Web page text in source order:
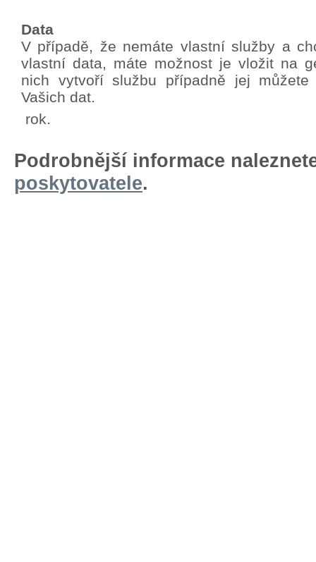
Data
V případě, že nemáte vlastní služby a
vlastní data, máte možnost je vložit na
nich vytvoří službu případně jej
Vašich dat.
rok.
Podrobnější informace
poskytovatele.